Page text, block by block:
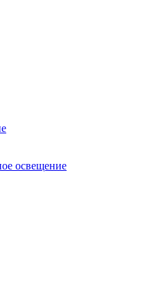
освещение